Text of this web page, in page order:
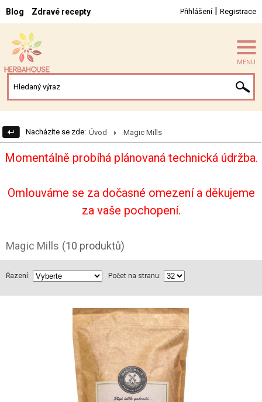
Blog Zdravé recepty Přihlášení| Registrace
MENU
Nacházíte se zde: Úvod Magic Mills
Momentálně probíhá plánovaná technická údržba.
Omlouváme se za dočasné omezení a děkujeme
za vaše pochopení.
Magic Mills (10 produktů)
Řazení: Počet na stranu: